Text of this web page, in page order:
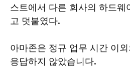
스트에서 다른 회사의 하드
고 덧붙였다.
아마존은 정규 업무 시간 이
응답하지 않았습니다.